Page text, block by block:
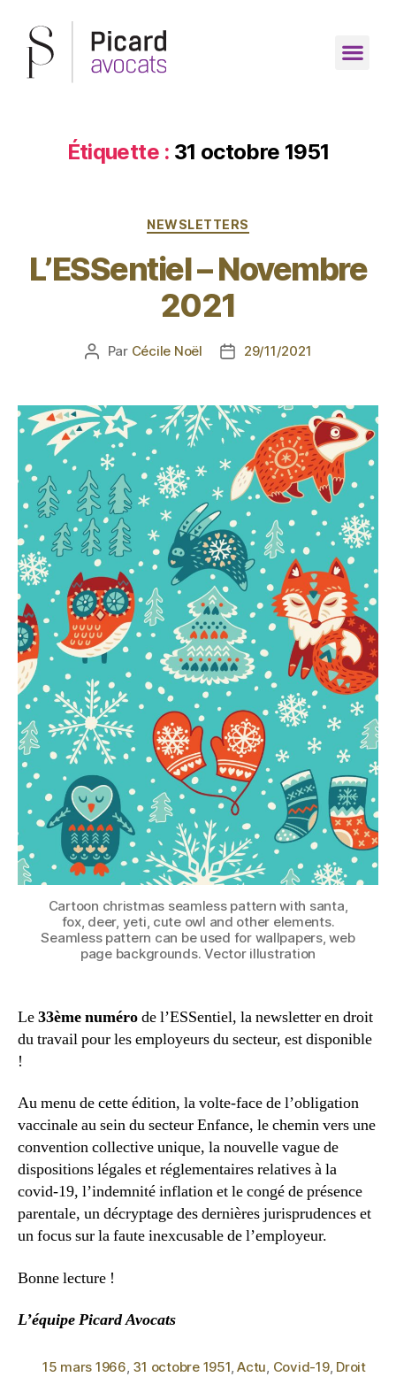
Étiquette : 31 octobre 1951
NEWSLETTERS
L’ESSentiel – Novembre
2021
Par Cécile Noël 29/11/2021
Cartoon christmas seamless pattern with santa,
fox, deer, yeti, cute owl and other elements.
Seamless pattern can be used for wallpapers, web
page backgrounds. Vector illustration
Le33ème numérode l’ESSentiel, la newsletter en droit
du travail pour les employeurs du secteur, est disponible
!
Au menu de cette édition, la volte-face de l’obligation
vaccinale au sein du secteur Enfance, le chemin vers une
convention collective unique, la nouvelle vague de
dispositions légales et réglementaires relatives à la
covid-19, l’indemnité inflation et le congé de présence
parentale, un décryptage des dernières jurisprudences et
un focus sur la faute inexcusable de l’employeur.
Bonne lecture !
L’équipe Picard Avocats
15 mars 1966, 31 octobre 1951,Actu, Covid-19, Droit